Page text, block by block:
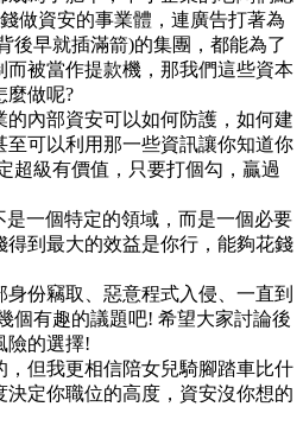
做資安的事業體，連廣告打著為
後早就插滿箭)的集團，都能為了
被當作提款機，那我們這些資本
麼做呢?
內部資安可以如何防護，如何建
至可以利用那一些資訊讓你知道你
超級有價值，只要打個勾，贏過
一個特定的領域，而是一個必要
得到最大的效益是你行，能夠花錢
份竊取、惡意程式入侵、一直到
個有趣的議題吧! 希望大家討論後
險的選擇!
但我更相信陪女兒騎腳踏車比什
定你職位的高度，資安沒你想的